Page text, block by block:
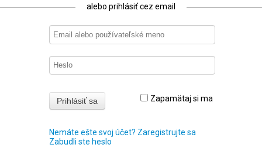
alebo prihlásiť cez email
Zapamätaj si ma
Nemáte ešte svoj účet? Zaregistrujte sa
Zabudli ste heslo